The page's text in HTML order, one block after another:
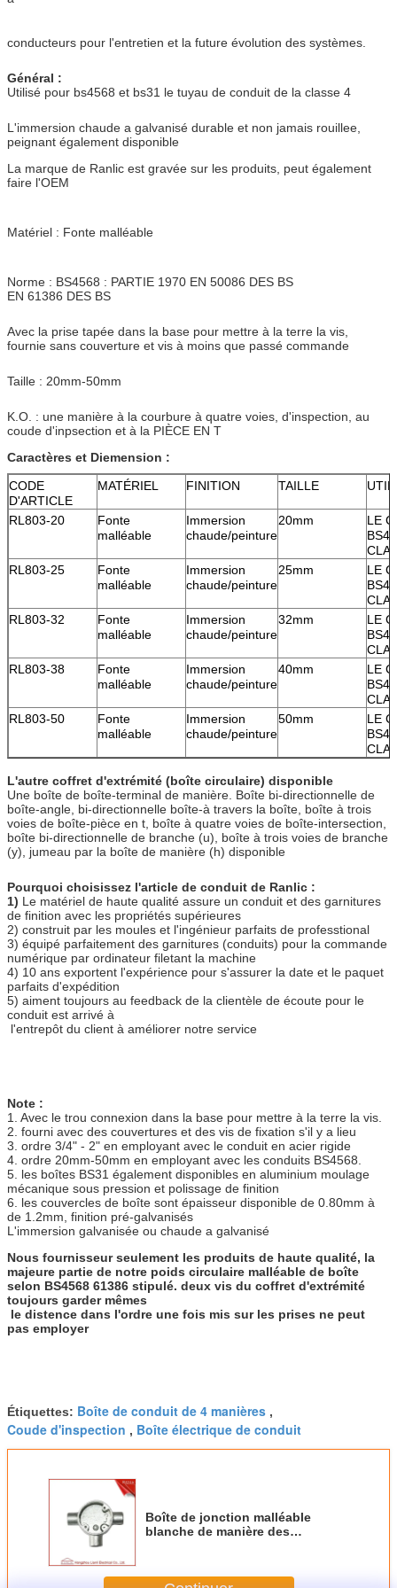
conducteurs pour l'entretien et la future évolution des systèmes.
Général :
Utilisé pour bs4568 et bs31 le tuyau de conduit de la classe 4
L'immersion chaude a galvanisé durable et non jamais rouillee,
peignant également disponible
La marque de Ranlic est gravée sur les produits, peut également
faire l'OEM
Matériel : Fonte malléable
Norme : BS4568 : PARTIE 1970 EN 50086 DES BS
EN 61386 DES BS
Avec la prise tapée dans la base pour mettre à la terre la vis,
fournie sans couverture et vis à moins que passé commande
Taille : 20mm-50mm
K.O. : une manière à la courbure à quatre voies, d'inspection, au
coude d'inpsection et à la PIÈCE EN T
Caractères et Diemension :
CODE
D'ARTICLE
MATÉRIEL FINITION TAILLE
RL803-20
Fonte
malléable
Immersion
chaude/peinture
20mm
LE
RL803-25
Fonte
malléable
Immersion
chaude/peinture
25mm
LE
RL803-32
Fonte
malléable
Immersion
chaude/peinture
32mm
LE
RL803-38
Fonte
malléable
Immersion
chaude/peinture
40mm
LE
RL803-50
Fonte
malléable
Immersion
chaude/peinture
50mm
LE
L'autre coffret d'extrémité (boîte circulaire) disponible
Une boîte de boîte-terminal de manière. Boîte bi-directionnelle de
boîte-angle, bi-directionnelle boîte-à travers la boîte, boîte à trois
voies de boîte-pièce en t, boîte à quatre voies de boîte-intersection,
boîte bi-directionnelle de branche (u), boîte à trois voies de branche
(y), jumeau par la boîte de manière (h) disponible
Pourquoi choisissez l'article de conduit de Ranlic :
1) Le matériel de haute qualité assure un conduit et des garnitures
de finition avec les propriétés supérieures
2) construit par les moules et l'ingénieur parfaits de professtional
3) équipé parfaitement des garnitures (conduits) pour la commande
numérique par ordinateur filetant la machine
4) 10 ans exportent l'expérience pour s'assurer la date et le paquet
parfaits d'expédition
5) aiment toujours au feedback de la clientèle de écoute pour le
conduit est arrivé à
l'entrepôt du client à améliorer notre service
Note :
1. Avec le trou connexion dans la base pour mettre à la terre la vis.
2. fourni avec des couvertures et des vis de fixation s'il y a lieu
3. ordre 3/4" - 2" en employant avec le conduit en acier rigide
4. ordre 20mm-50mm en employant avec les conduits BS4568.
5. les boîtes BS31 également disponibles en aluminium moulage
mécanique sous pression et polissage de finition
6. les couvercles de boîte sont épaisseur disponible de 0.80mm à
de 1.2mm, finition pré-galvanisés
L'immersion galvanisée ou chaude a galvanisé
Nous fournisseur seulement les produits de haute qualité, la
majeure partie de notre poids circulaire malléable de boîte
selon BS4568 61386 stipulé. deux vis du coffret d'extrémité
toujours garder mêmes
le distence dans l'ordre une fois mis sur les prises ne peut
pas employer
Étiquettes: Boîte de conduit de 4 manières ,
Coude d'inspection , Boîte électrique de conduit
Boîte de jonction malléable
blanche de manière des
BS4568